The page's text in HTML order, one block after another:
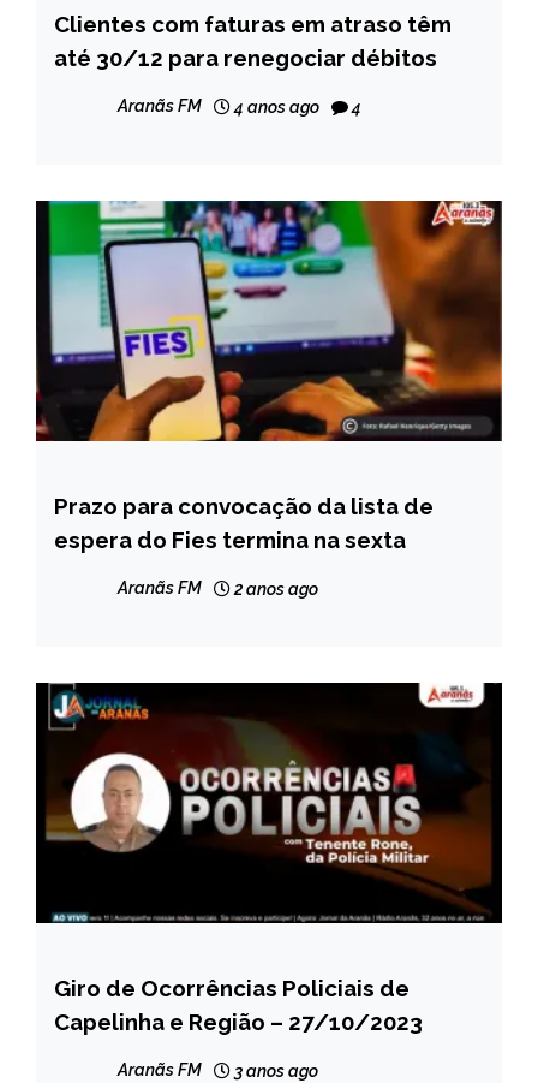
CAPELINHA
MINAS
Clientes com faturas em atraso têm
até 30/12 para renegociar débitos
Aranãs FM 4 anos ago 4
BRASIL
NOTÍCIAS
Prazo para convocação da lista de
espera do Fies termina na sexta
Aranãs FM 2 anos ago
CAPELINHA
MINAS
Giro de Ocorrências Policiais de
Capelinha e Região – 27/10/2023
Aranãs FM 3 anos ago